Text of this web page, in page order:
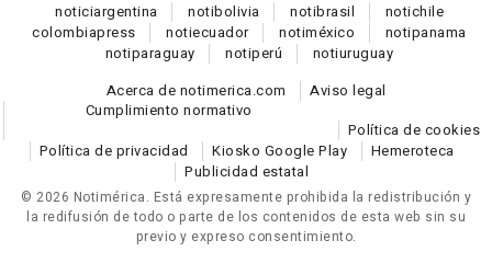
noticiargentina notibolivia notibrasil notichile
colombiapress notiecuador notiméxico notipanama
notiparaguay notiperú notiuruguay
Acerca de notimerica.com
Aviso legal
Cumplimiento normativo
Política de cookies
Política de privacidad
Kiosko Google Play
Hemeroteca
Publicidad estatal
© 2026 Notimérica. Está expresamente prohibida la redistribución y
la redifusión de todo o parte de los contenidos de esta web sin su
previo y expreso consentimiento.